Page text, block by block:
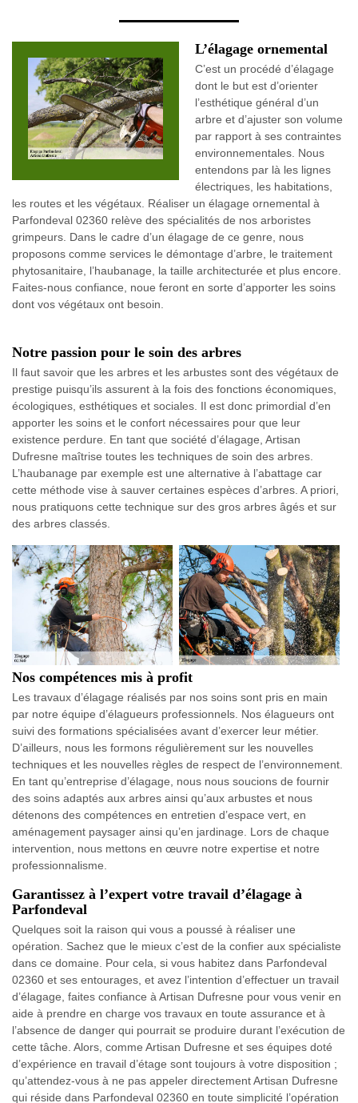
L’élagage ornemental
C’est un procédé d’élagage
dont le but est d’orienter
l’esthétique général d’un
arbre et d’ajuster son volume
par rapport à ses contraintes
environnementales. Nous
entendons par là les lignes
électriques, les habitations,
les routes et les végétaux. Réaliser un élagage ornemental à
Parfondeval 02360 relève des spécialités de nos arboristes
grimpeurs. Dans le cadre d’un élagage de ce genre, nous
proposons comme services le démontage d’arbre, le traitement
phytosanitaire, l’haubanage, la taille architecturée et plus encore.
Faites-nous confiance, noue feront en sorte d’apporter les soins
dont vos végétaux ont besoin.
Notre passion pour le soin des arbres
Il faut savoir que les arbres et les arbustes sont des végétaux de
prestige puisqu’ils assurent à la fois des fonctions économiques,
écologiques, esthétiques et sociales. Il est donc primordial d’en
apporter les soins et le confort nécessaires pour que leur
existence perdure. En tant que société d’élagage, Artisan
Dufresne maîtrise toutes les techniques de soin des arbres.
L’haubanage par exemple est une alternative à l’abattage car
cette méthode vise à sauver certaines espèces d’arbres. A priori,
nous pratiquons cette technique sur des gros arbres âgés et sur
des arbres classés.
Nos compétences mis à profit
Les travaux d’élagage réalisés par nos soins sont pris en main
par notre équipe d’élagueurs professionnels. Nos élagueurs ont
suivi des formations spécialisées avant d’exercer leur métier.
D’ailleurs, nous les formons régulièrement sur les nouvelles
techniques et les nouvelles règles de respect de l’environnement.
En tant qu’entreprise d’élagage, nous nous soucions de fournir
des soins adaptés aux arbres ainsi qu’aux arbustes et nous
détenons des compétences en entretien d’espace vert, en
aménagement paysager ainsi qu’en jardinage. Lors de chaque
intervention, nous mettons en œuvre notre expertise et notre
professionnalisme.
Garantissez à l’expert votre travail d’élagage à
Parfondeval
Quelques soit la raison qui vous a poussé à réaliser une
opération. Sachez que le mieux c’est de la confier aux spécialiste
dans ce domaine. Pour cela, si vous habitez dans Parfondeval
02360 et ses entourages, et avez l’intention d’effectuer un travail
d’élagage, faites confiance à Artisan Dufresne pour vous venir en
aide à prendre en charge vos travaux en toute assurance et à
l’absence de danger qui pourrait se produire durant l’exécution de
cette tâche. Alors, comme Artisan Dufresne et ses équipes doté
d’expérience en travail d’étage sont toujours à votre disposition ;
qu’attendez-vous à ne pas appeler directement Artisan Dufresne
qui réside dans Parfondeval 02360 en toute simplicité l’opération